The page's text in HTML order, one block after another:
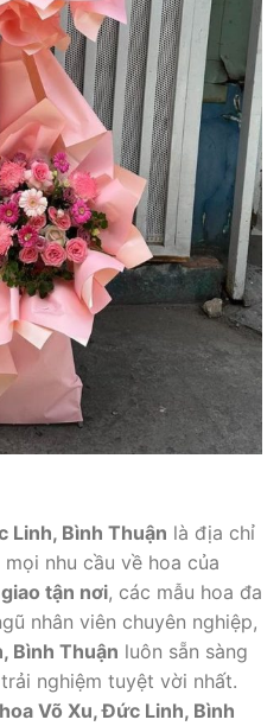
Linh, Bình Thuận là địa chỉ
nhu cầu về hoa của
tận nơi, các mẫu hoa đa
nhân viên chuyên nghiệp,
Bình Thuận luôn sẵn sàng
nghiệm tuyệt vời nhất.
Võ Xu, Đức Linh, Bình